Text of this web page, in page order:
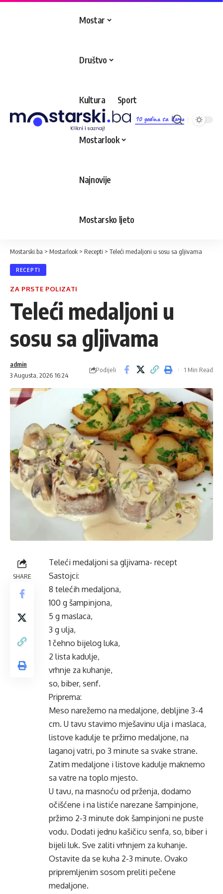
10 godina sa Vama
Mostar
Društvo
Kultura Sport
Mostarlook
Najnovije
Mostarsko ljeto
Mostarski.ba > Mostarlook > Recepti > Teleći medaljoni u sosu sa gljivama
RECEPTI
ZA PRSTE POLIZATI
Teleći medaljoni u
sosu sa gljivama
3 Augusta, 2026 16:24
admin
Podijeli 1 Min Read
SHARE
Teleći medaljoni sa gljivama- recept
Sastojci:
8 telećih medaljona,
100 g šampinjona,
5 g maslaca,
3 g ulja,
1 čehno bijelog luka,
2 lista kadulje,
vrhnje za kuhanje,
so, biber, senf.
Priprema:
Meso narežemo na medaljone, debljine 3-4
cm. U tavu stavimo mješavinu ulja i maslaca,
listove kadulje te pržimo medaljone, na
laganoj vatri, po 3 minute sa svake strane.
Zatim medaljone i listove kadulje maknemo
sa vatre na toplo mjesto.
U tavu, na masnoću od prženja, dodamo
očišćene i na listiće narezane šampinjone,
pržimo 2-3 minute dok šampinjoni ne puste
vodu. Dodati jednu kašičicu senfa, so, biber i
bijeli luk. Sve zaliti vrhnjem za kuhanje.
Ostavite da se kuha 2-3 minute. Ovako
pripremljenim sosom preliti pečene
medaljone.